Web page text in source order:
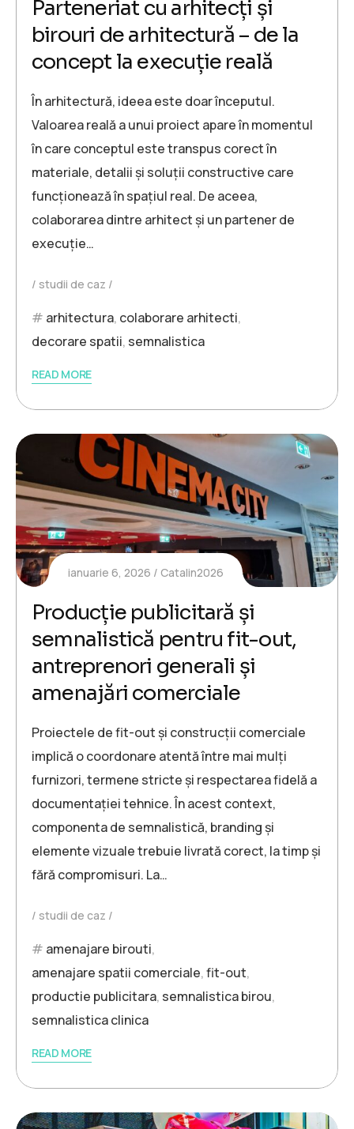
Parteneriat cu arhitecți și
birouri de arhitectură – de la
concept la execuție reală
În arhitectură, ideea este doar începutul.
Valoarea reală a unui proiect apare în momentul
în care conceptul este transpus corect în
materiale, detalii și soluții constructive care
funcționează în spațiul real. De aceea,
colaborarea dintre arhitect și un partener de
execuție…
studii de caz
arhitectura, colaborare arhitecti,
decorare spatii, semnalistica
READ MORE
ianuarie 6, 2026 Catalin2026
Producție publicitară și
semnalistică pentru fit-out,
antreprenori generali și
amenajări comerciale
Proiectele de fit-out și construcții comerciale
implică o coordonare atentă între mai mulți
furnizori, termene stricte și respectarea fidelă a
documentației tehnice. În acest context,
componenta de semnalistică, branding și
elemente vizuale trebuie livrată corect, la timp și
fără compromisuri. La…
studii de caz
amenajare birouti,
amenajare spatii comerciale,fit-out,
productie publicitara, semnalistica birou,
semnalistica clinica
READ MORE